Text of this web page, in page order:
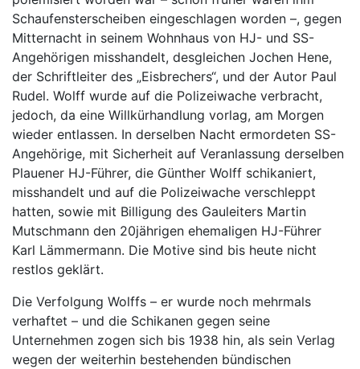
Schaufensterscheiben eingeschlagen worden –, gegen
Mitternacht in seinem Wohnhaus von HJ- und SS-
Angehörigen misshandelt, desgleichen Jochen Hene,
der Schriftleiter des „Eisbrechers“, und der Autor Paul
Rudel. Wolff wurde auf die Polizeiwache verbracht,
jedoch, da eine Willkürhandlung vorlag, am Morgen
wieder entlassen. In derselben Nacht ermordeten SS-
Angehörige, mit Sicherheit auf Veranlassung derselben
Plauener HJ-Führer, die Günther Wolff schikaniert,
misshandelt und auf die Polizeiwache verschleppt
hatten, sowie mit Billigung des Gauleiters Martin
Mutschmann den 20jährigen ehemaligen HJ-Führer
Karl Lämmermann. Die Motive sind bis heute nicht
restlos geklärt.
Die Verfolgung Wolffs – er wurde noch mehrmals
verhaftet – und die Schikanen gegen seine
Unternehmen zogen sich bis 1938 hin, als sein Verlag
wegen der weiterhin bestehenden bündischen